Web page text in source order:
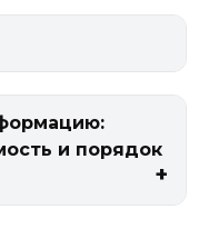
и порядок